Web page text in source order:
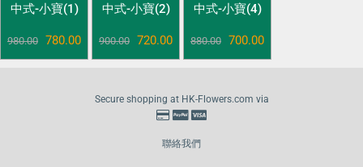
中式-小寶(1)
980.00 780.00
中式-小寶(2)
900.00 720.00
中式-小寶(4)
880.00 700.00
Secure shopping at HK-Flowers.com via
聯絡我們